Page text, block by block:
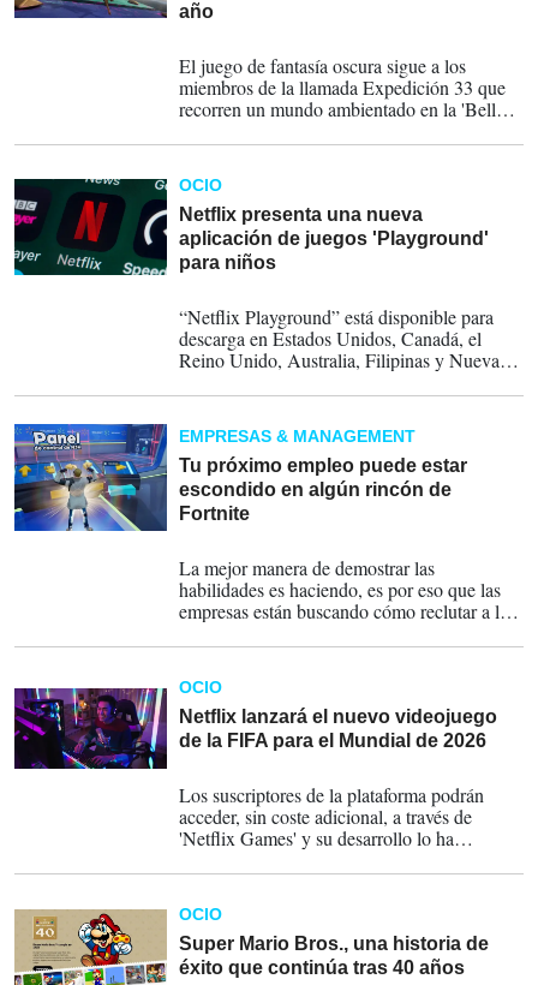
año
El juego de fantasía oscura sigue a los
miembros de la llamada Expedición 33 que
recorren un mundo ambientado en la 'Belle
la tierra a los que tienen una edad específica,
mientras el tiempo de su vida se agota.
OCIO
Netflix presenta una nueva
aplicación de juegos 'Playground'
para niños
“Netflix Playground” está disponible para
descarga en Estados Unidos, Canadá, el
Reino Unido, Australia, Filipinas y Nueva
global hacia finales de este mes.
EMPRESAS & MANAGEMENT
Tu próximo empleo puede estar
escondido en algún rincón de
Fortnite
La mejor manera de demostrar las
habilidades es haciendo, es por eso que las
empresas están buscando cómo reclutar a los
de oficina -alejada de cuestionarios impresos-
o de una plataforma hecha para
videollamadas.
OCIO
Netflix lanzará el nuevo videojuego
de la FIFA para el Mundial de 2026
Los suscriptores de la plataforma podrán
acceder, sin coste adicional, a través de
'Netflix Games' y su desarrollo lo ha
Interactive', con sede en Estados Unidos.
OCIO
Super Mario Bros., una historia de
éxito que continúa tras 40 años